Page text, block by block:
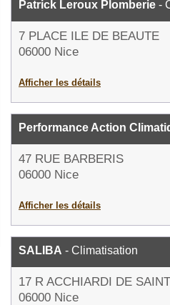
Patrick Leroux Plomberie -
7 PLACE ILE DE BEAUTE
06000 Nice
Afficher les détails
Performance Action
47 RUE BARBERIS
06000 Nice
Afficher les détails
SALIBA - Climatisation
17 R ACCHIARDI DE
06000 Nice